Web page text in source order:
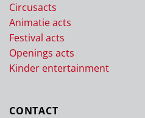
Circusacts
Animatie acts
Festival acts
Openings acts
Kinder entertainment
CONTACT